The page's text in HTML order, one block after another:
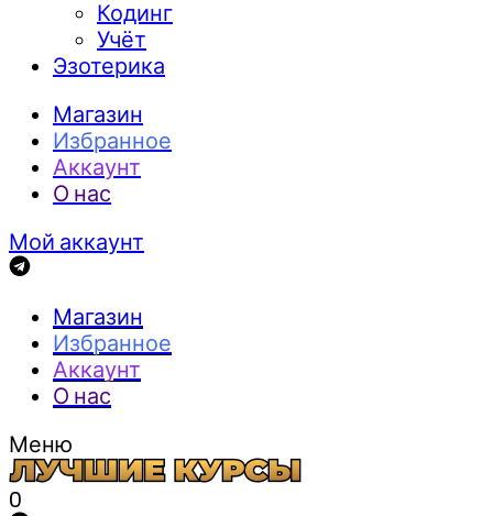
Кодинг
Учёт
Эзотерика
Магазин
Избранное
Аккаунт
О нас
Мой аккаунт
Магазин
Избранное
Аккаунт
О нас
Меню
0